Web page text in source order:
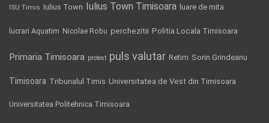
ISU Timis Iulius Town Iulius Town Timisoara luare de mita
lucrari Aquatim Nicolae Robu perchezitii Politia Locala Timisoara
Primaria Timisoara protest puls valutar Retim Sorin Grindeanu
Timisoara Tribunalul Timis Universitatea de Vest din Timisoara
Universitatea Politehnica Timisoara